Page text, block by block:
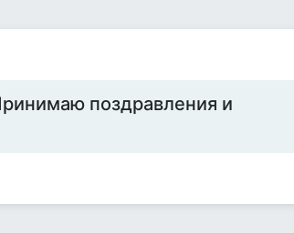
поздравления и